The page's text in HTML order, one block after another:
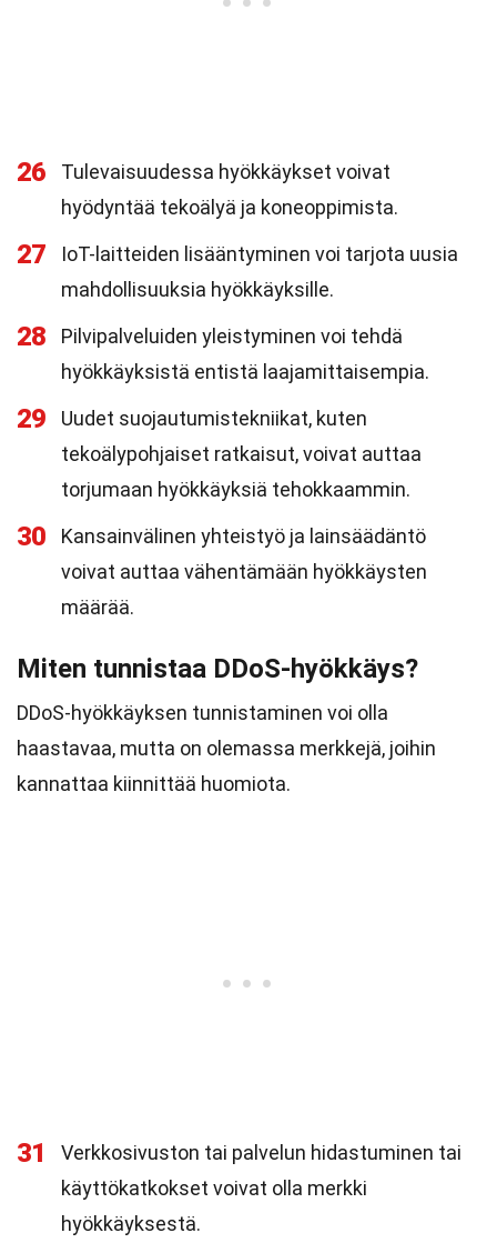
26
Tulevaisuudessa hyökkäykset voivat
hyödyntää tekoälyä ja koneoppimista.
27
IoT-laitteiden lisääntyminen voi tarjota uusia
mahdollisuuksia hyökkäyksille.
28
Pilvipalveluiden yleistyminen voi tehdä
hyökkäyksistä entistä laajamittaisempia.
29
Uudet suojautumistekniikat, kuten
tekoälypohjaiset ratkaisut, voivat auttaa
torjumaan hyökkäyksiä tehokkaammin.
30
Kansainvälinen yhteistyö ja lainsäädäntö
voivat auttaa vähentämään hyökkäysten
määrää.
Miten tunnistaa DDoS-hyökkäys?
DDoS-hyökkäyksen tunnistaminen voi olla
haastavaa, mutta on olemassa merkkejä, joihin
kannattaa kiinnittää huomiota.
31
Verkkosivuston tai palvelun hidastuminen tai
käyttökatkokset voivat olla merkki
hyökkäyksestä.